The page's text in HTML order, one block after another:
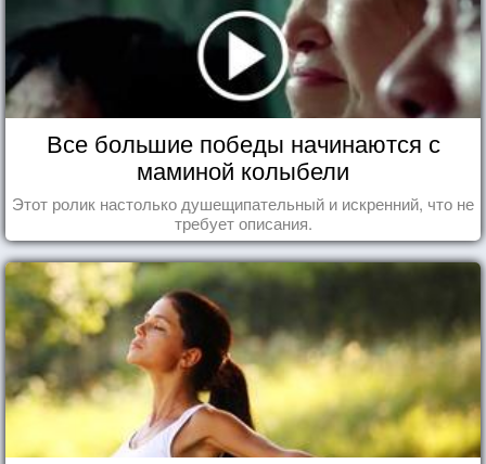
Все большие победы начинаются с
маминой колыбели
Этот ролик настолько душещипательный и искренний, что не
требует описания.